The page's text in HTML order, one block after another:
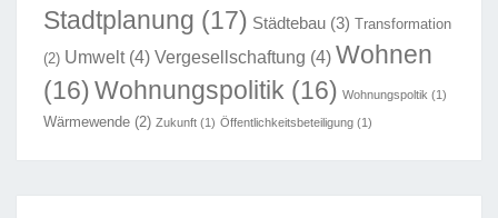
Stadtplanung (17) Städtebau (3) Transformation
(2) Umwelt(4) Vergesellschaftung (4) Wohnen
(16) Wohnungspolitik (16) Wohnungspoltik (1)
Wärmewende (2) Zukunft (1) Öffentlichkeitsbeteiligung (1)